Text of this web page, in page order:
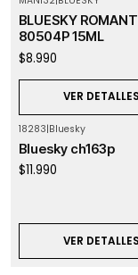
BLUESKY
80504P 15ML
$8.990
VER DETALLES
18283|Bluesky
Bluesky ch163p
$11.990
VER DETALLES